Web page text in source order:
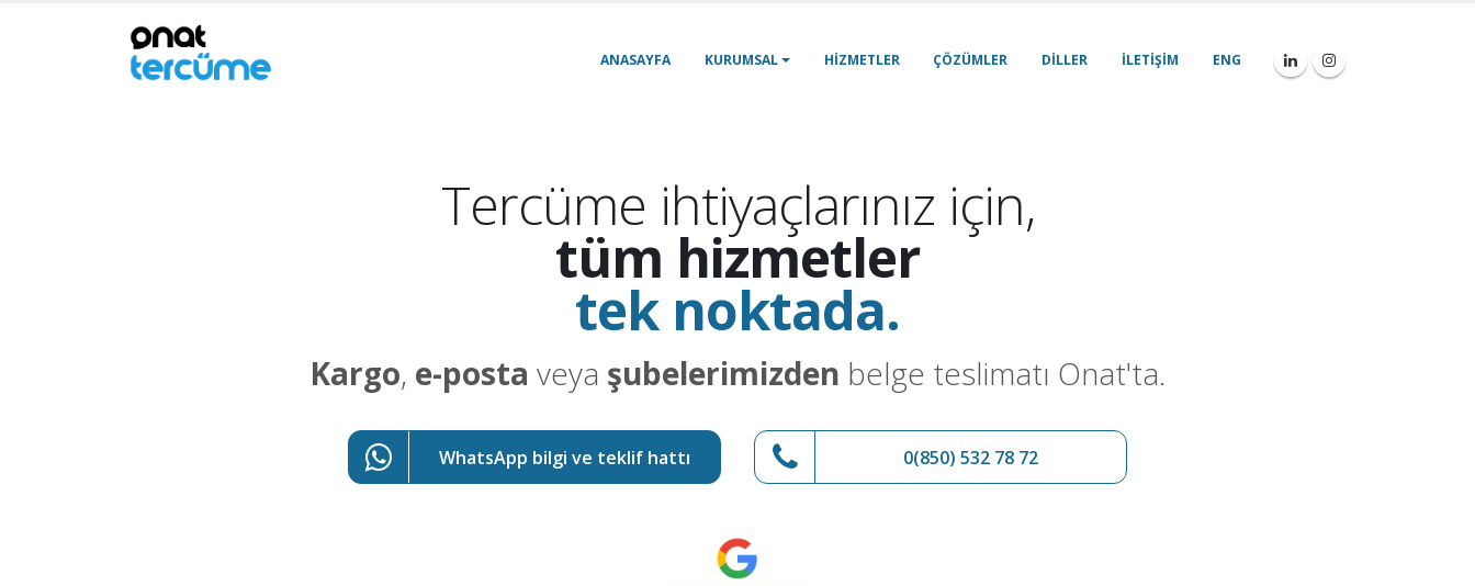
ANASAYFA KURUMSAL HIZMETLER ÇÖZÜMLER DILLER İLETIŞIM ENG
Tercüme ihtiyaçlarınız için,
tüm hizmetler
tek noktada.
Kargo, e-posta veya şubelerimizden belge teslimatı Onat'ta.
WhatsApp bilgi ve teklif hattı 0(850) 532 78 72